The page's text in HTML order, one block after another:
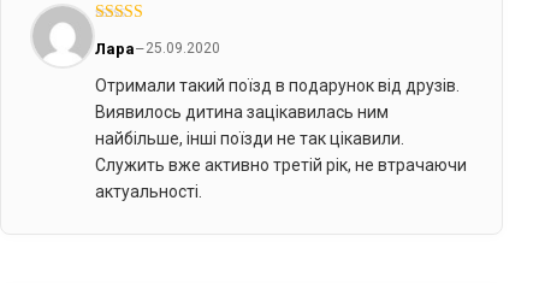
з 5
Лара–25.09.2020
Отримали такий поїзд в подарунок від друзів.
Виявилось дитина зацікавилась ним
найбільше, інші поїзди не так цікавили.
Служить вже активно третій рік, не втрачаючи
актуальності.